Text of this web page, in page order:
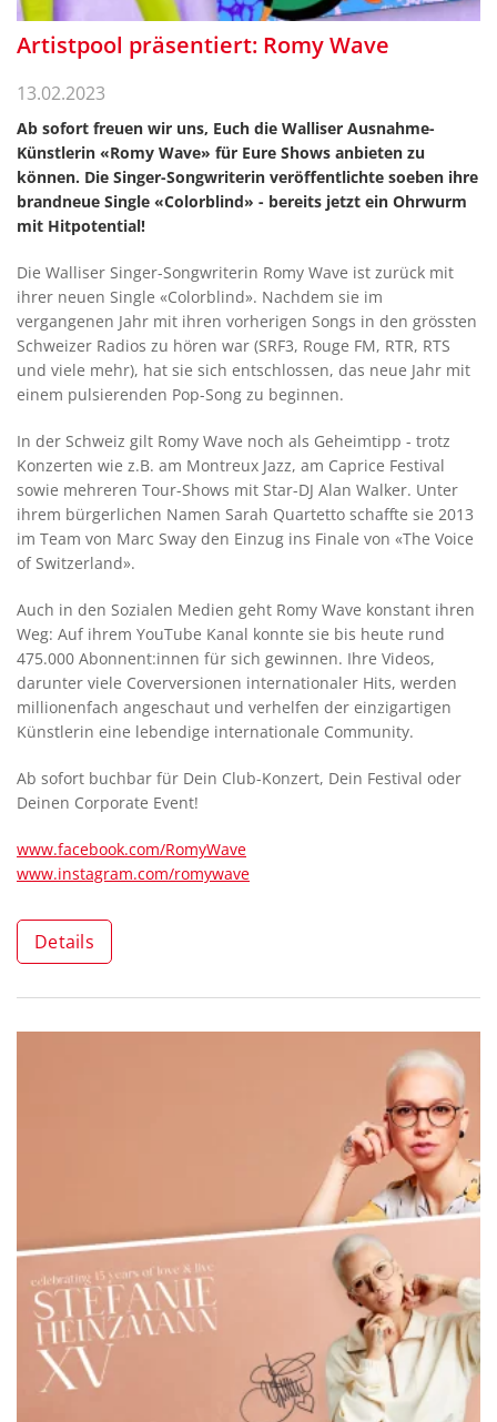
Artistpool präsentiert: Romy Wave
13.02.2023
Ab sofort freuen wir uns, Euch die Walliser Ausnahme-
Künstlerin «Romy Wave» für Eure Shows anbieten zu
können. Die Singer-Songwriterin veröffentlichte soeben ihre
brandneue Single «Colorblind» - bereits jetzt ein Ohrwurm
mit Hitpotential!
Die Walliser Singer-Songwriterin Romy Wave ist zurück mit
ihrer neuen Single «Colorblind». Nachdem sie im
vergangenen Jahr mit ihren vorherigen Songs in den grössten
Schweizer Radios zu hören war (SRF3, Rouge FM, RTR, RTS
und viele mehr), hat sie sich entschlossen, das neue Jahr mit
einem pulsierenden Pop-Song zu beginnen.
In der Schweiz gilt Romy Wave noch als Geheimtipp - trotz
Konzerten wie z.B. am Montreux Jazz, am Caprice Festival
sowie mehreren Tour-Shows mit Star-DJ Alan Walker. Unter
ihrem bürgerlichen Namen Sarah Quartetto schaffte sie 2013
im Team von Marc Sway den Einzug ins Finale von «The Voice
of Switzerland».
Auch in den Sozialen Medien geht Romy Wave konstant ihren
Weg: Auf ihrem YouTube Kanal konnte sie bis heute rund
475.000 Abonnent:innen für sich gewinnen. Ihre Videos,
darunter viele Coverversionen internationaler Hits, werden
millionenfach angeschaut und verhelfen der einzigartigen
Künstlerin eine lebendige internationale Community.
Ab sofort buchbar für Dein Club-Konzert, Dein Festival oder
Deinen Corporate Event!
www.facebook.com/RomyWave
www.instagram.com/romywave
Details